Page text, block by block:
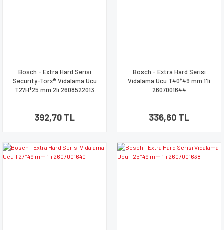
Bosch - Extra Hard Serisi
Security-Torx® Vidalama Ucu
T27H*25 mm 2li 2608522013
392,70 TL
Bosch - Extra Hard Serisi
Vidalama Ucu T40*49 mm 1'li
2607001644
336,60 TL